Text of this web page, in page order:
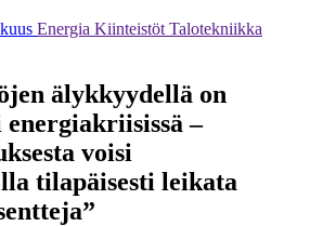
Energia Kiinteistöt Talotekniikka
älykkyydellä on
–
voisi
tilapäisesti leikata